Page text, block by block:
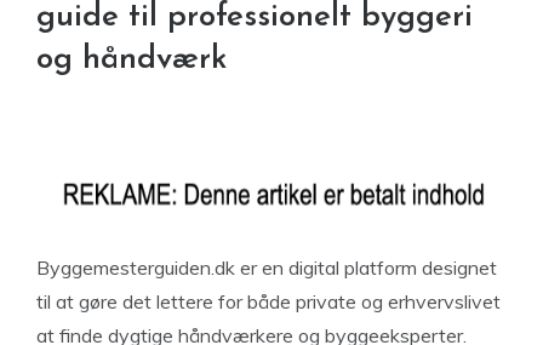
guide til professionelt byggeri
og håndværk
Byggemesterguiden.dk er en digital platform designet
til at gøre det lettere for både private og erhvervslivet
at finde dygtige håndværkere og byggeeksperter.